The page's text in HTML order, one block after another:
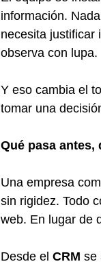
información.
necesita justificar
observa con lupa.
Y eso cambia el
tomar una
Qué pasa antes,
Una empresa
sin rigidez. Todo
web. En lugar de
Desde el CRM se